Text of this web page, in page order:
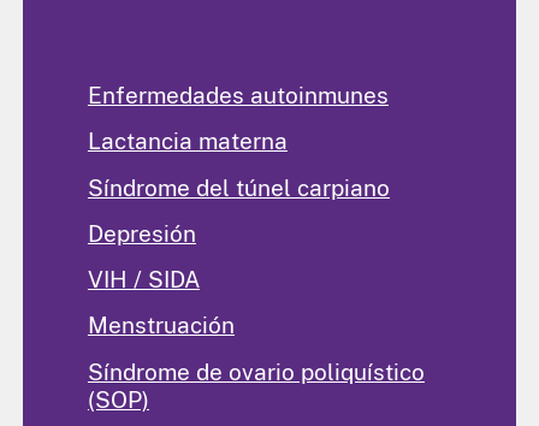
Enfermedades autoinmunes
Lactancia materna
Síndrome del túnel carpiano
Depresión
VIH / SIDA
Menstruación
Síndrome de ovario poliquístico
(SOP)